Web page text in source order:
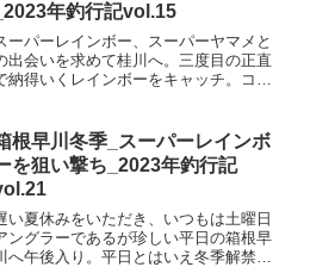
_2023年釣行記vol.15
ーパーレインボー、スーパーヤマメと
出会いを求めて桂川へ。三度目の正直
納得いくレインボーをキャッチ。コン
根早川冬季_スーパーレインボ
を狙い撃ち_2023年釣行記
い夏休みをいただき、いつもは土曜日
ングラーであるが珍しい平日の箱根早
へ午後入り。平日とはいえ冬季解禁間